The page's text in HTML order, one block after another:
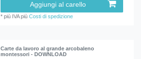
Aggiungi al carello
*più IVApiùCosti di spedizione
Carte da lavoro al grande arcobaleno
montessori - DOWNLOAD